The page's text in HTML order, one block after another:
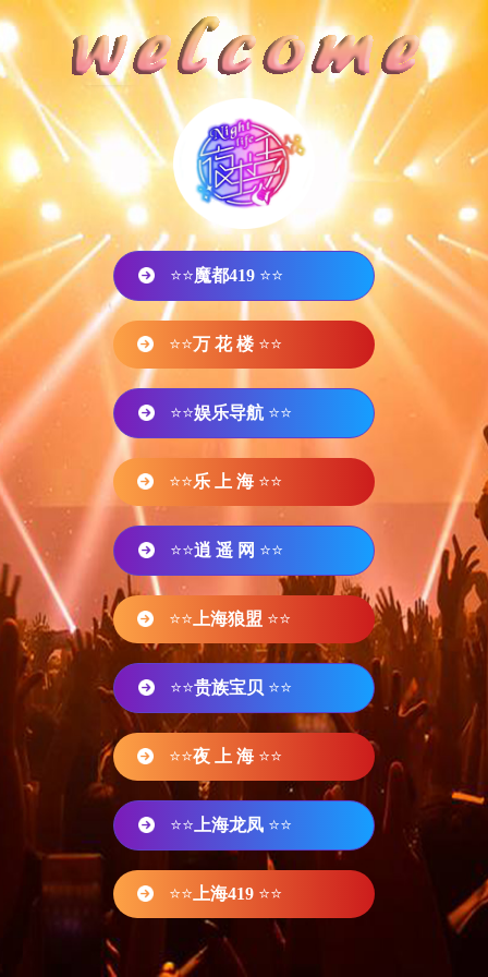
⭐⭐魔都419 ⭐⭐
⭐⭐万 花 楼 ⭐⭐
⭐⭐娱乐导航 ⭐⭐
⭐⭐乐 上 海 ⭐⭐
⭐⭐逍 遥 网 ⭐⭐
⭐⭐ 上海狼盟 ⭐⭐
⭐⭐贵族宝贝 ⭐⭐
⭐⭐夜 上 海 ⭐⭐
⭐⭐ 上海龙凤 ⭐⭐
⭐⭐ 上海419 ⭐⭐